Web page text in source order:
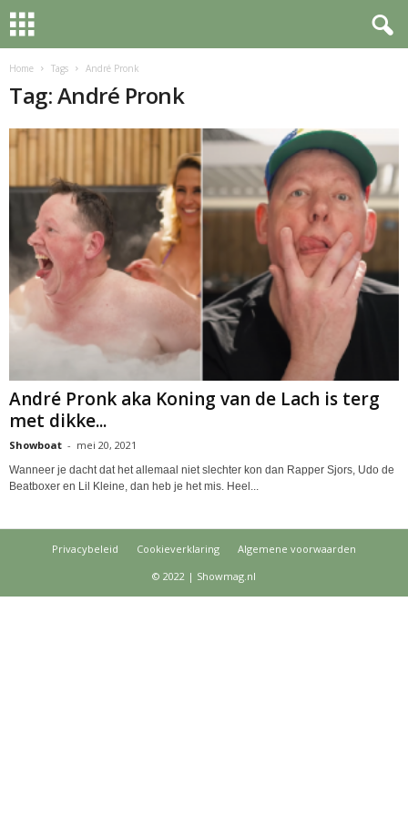
Home Tags André Pronk
Tag: André Pronk
André Pronk aka Koning van de Lach is terg
met dikke...
Showboat - mei 20, 2021
Wanneer je dacht dat het allemaal niet slechter kon dan Rapper Sjors, Udo de
Beatboxer en Lil Kleine, dan heb je het mis. Heel...
Privacybeleid Cookieverklaring
Algemene voorwaarden
© 2022 | Showmag.nl